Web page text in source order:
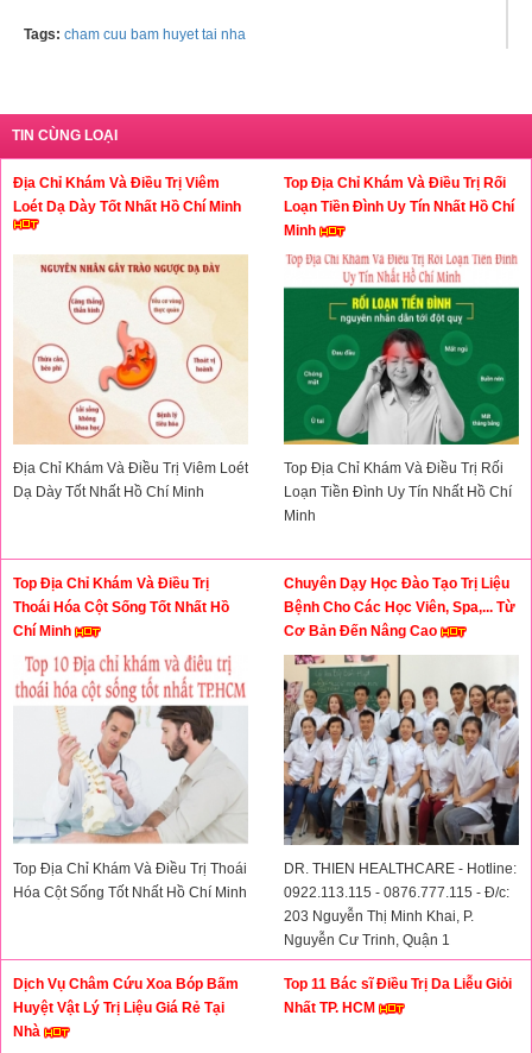
Tags: cham cuu bam huyet tai nha
TIN CÙNG LOẠI
Địa Chỉ Khám Và Điều Trị Viêm
Loét Dạ Dày Tốt Nhất Hồ Chí Minh
Địa Chỉ Khám Và Điều Trị Viêm Loét
Dạ Dày Tốt Nhất Hồ Chí Minh
Top Địa Chỉ Khám Và Điều Trị Rối
Loạn Tiền Đình Uy Tín Nhất Hồ Chí
Minh
Top Địa Chỉ Khám Và Điều Trị Rối
Loạn Tiền Đình Uy Tín Nhất Hồ Chí
Minh
Top Địa Chỉ Khám Và Điều Trị
Thoái Hóa Cột Sống Tốt Nhất Hồ
Chí Minh
Top Địa Chỉ Khám Và Điều Trị Thoái
Hóa Cột Sống Tốt Nhất Hồ Chí Minh
Chuyên Dạy Học Đào Tạo Trị Liệu
Bệnh Cho Các Học Viên, Spa,... Từ
Cơ Bản Đến Nâng Cao
DR. THIEN HEALTHCARE - Hotline:
0922.113.115 - 0876.777.115 - Đ/c:
203 Nguyễn Thị Minh Khai, P.
Nguyễn Cư Trinh, Quận 1
Dịch Vụ Châm Cứu Xoa Bóp Bấm
Huyệt Vật Lý Trị Liệu Giá Rẻ Tại
Nhà
Top 11 Bác sĩ Điều Trị Da Liễu Giỏi
Nhất TP. HCM